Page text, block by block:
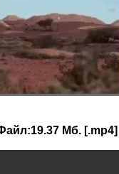
Мб. [.mp4]